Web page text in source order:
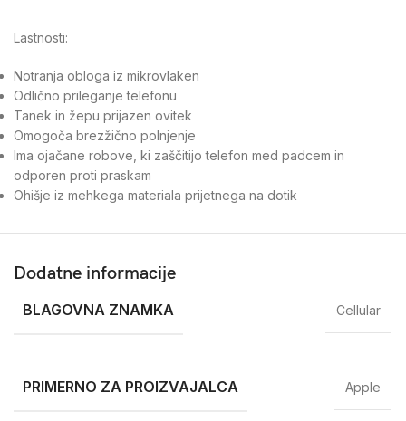
Lastnosti:
Notranja obloga iz mikrovlaken
Odlično prileganje telefonu
Tanek in žepu prijazen ovitek
Omogoča brezžično polnjenje
Ima ojačane robove, ki zaščitijo telefon med padcem in
odporen proti praskam
Ohišje iz mehkega materiala prijetnega na dotik
Dodatne informacije
BLAGOVNA ZNAMKA Cellular
PRIMERNO ZA PROIZVAJALCA Apple